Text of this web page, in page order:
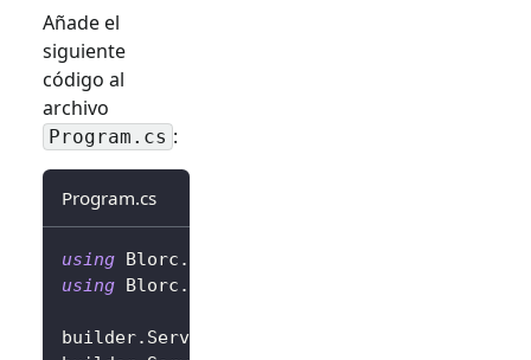
Añade el
siguiente
código al
archivo
Program.cs :
Program.cs
using Blorc .
using Blorc .
builder. Services